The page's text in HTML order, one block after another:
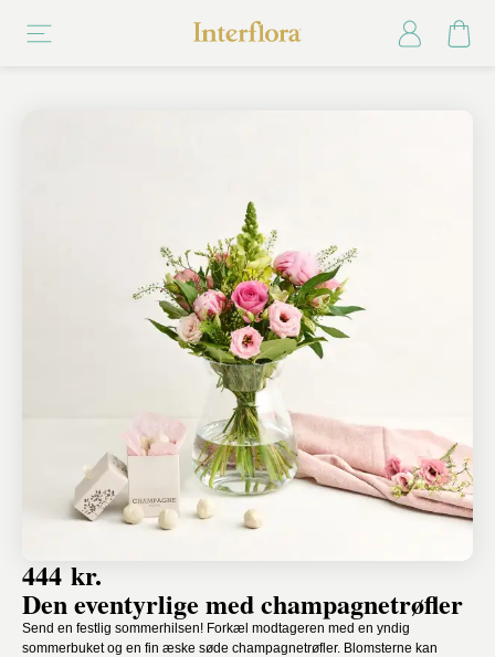
444 kr.
Den eventyrlige med champagnetrøfler
Send en festlig sommerhilsen! Forkæl modtageren med en yndig
sommerbuket og en fin æske søde champagnetrøfler. Blomsterne kan